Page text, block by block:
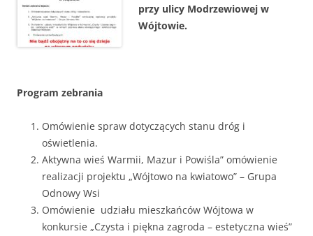
przy ulicy Modrzewiowej w
Wójtowie.
Program zebrania
Omówienie spraw dotyczących stanu dróg i
oświetlenia.
Aktywna wieś Warmii, Mazur i Powiśla” omówienie
realizacji projektu „Wójtowo na kwiatowo” – Grupa
Odnowy Wsi
Omówienie udziału mieszkańców Wójtowa w
konkursie „Czysta i piękna zagroda – estetyczna wieś”